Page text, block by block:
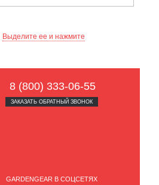
Выделите ее и нажмите
8 (800) 333-06-55
ЗАКАЗАТЬ ОБРАТНЫЙ ЗВОНОК
GARDENGEAR В СОЦСЕТЯХ